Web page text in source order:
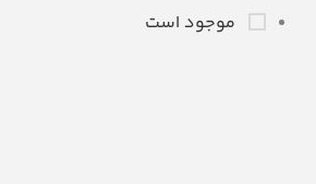
موجود است